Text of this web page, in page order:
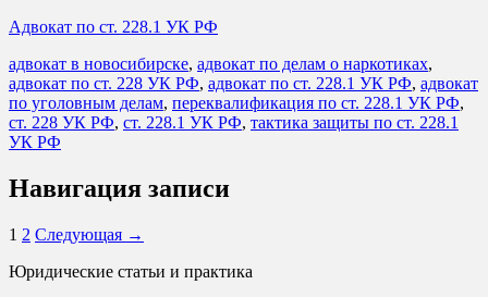
Адвокат по ст. 228.1 УК РФ
адвокат в новосибирске, адвокат по делам о наркотиках,
адвокат по ст. 228 УК РФ, адвокат по ст. 228.1 УК РФ, адвокат
по уголовным делам, переквалификация по ст. 228.1 УК РФ,
ст. 228 УК РФ, ст. 228.1 УК РФ, тактика защиты по ст. 228.1
УК РФ
Навигация записи
1 2 Следующая →
Юридические статьи и практика